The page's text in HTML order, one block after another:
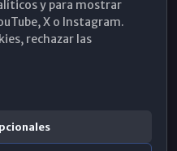
y para mostrar
X o Instagram.
rechazar las